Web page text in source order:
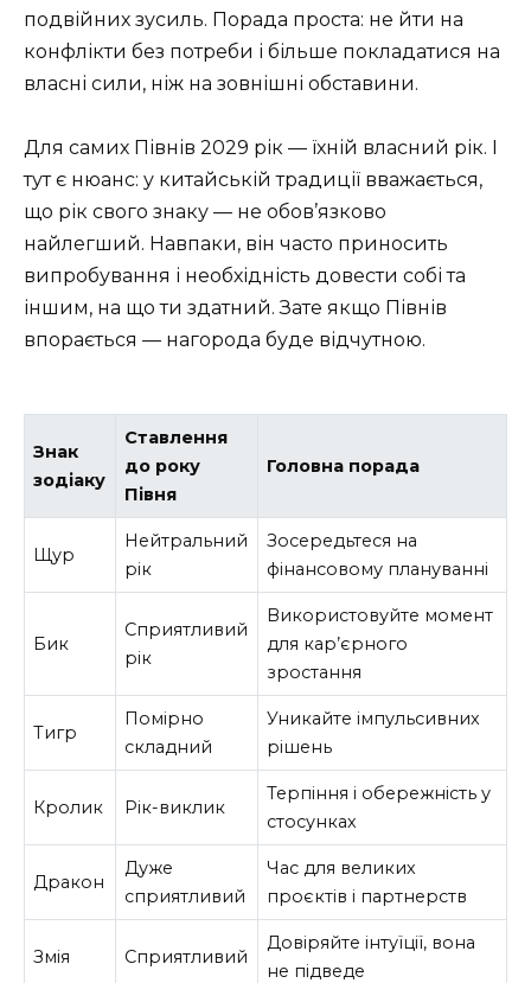
подвійних зусиль. Порада проста: не йти на
конфлікти без потреби і більше покладатися на
власні сили, ніж на зовнішні обставини.
Для самих Півнів 2029 рік — їхній власний рік. І
тут є нюанс: у китайській традиції вважається,
що рік свого знаку — не обов’язково
найлегший. Навпаки, він часто приносить
випробування і необхідність довести собі та
іншим, на що ти здатний. Зате якщо Півнів
впорається — нагорода буде відчутною.
Знак
зодіаку
Ставлення
до року
Півня
Головна порада
Щур
Нейтральний
рік
Зосередьтеся на
фінансовому плануванні
Бик
Сприятливий
рік
Використовуйте момент
для кар’єрного
зростання
Тигр
Помірно
складний
Уникайте імпульсивних
рішень
Кролик Рік-виклик
Терпіння і обережність у
стосунках
Дракон
Дуже
сприятливий
Час для великих
проєктів і партнерств
Змія Сприятливий
Довіряйте інтуїції, вона
не підведе